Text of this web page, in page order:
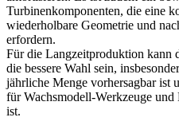
Turbinenkomponenten, die eine
wiederholbare Geometrie und
erfordern.
Für die Langzeitproduktion kann
die bessere Wahl sein,
jährliche Menge vorhersagbar ist
für Wachsmodell-Werkzeuge
ist.